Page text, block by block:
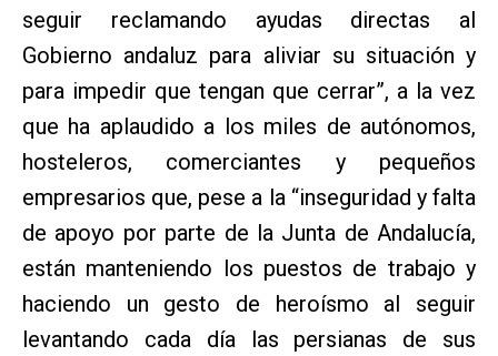
seguir reclamando ayudas directas al
Gobierno andaluz para aliviar su situación y
para impedir que tengan que cerrar”, a la vez
que ha aplaudido a los miles de autónomos,
hosteleros, comerciantes y pequeños
empresarios que, pese a la “inseguridad y falta
de apoyo por parte de la Junta de Andalucía,
están manteniendo los puestos de trabajo y
haciendo un gesto de heroísmo al seguir
levantando cada día las persianas de sus